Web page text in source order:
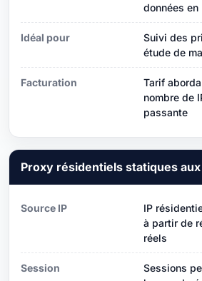
données en
Idéal pour
Suivi des
étude de
Facturation
Tarif
nombre de
passante
Proxy résidentiels statiques
Source IP
IP
à partir de
réels
Session
Sessions